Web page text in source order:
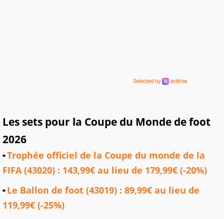
Les sets pour la Coupe du Monde de foot
2026
Trophée officiel de la Coupe du monde de la
FIFA (43020) : 143,99€ au lieu de 179,99€ (-20%)
Le Ballon de foot (43019) : 89,99€ au lieu de
119,99€ (-25%)